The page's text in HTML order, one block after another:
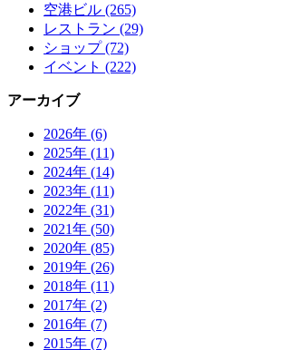
空港ビル (265)
レストラン (29)
ショップ (72)
イベント (222)
アーカイブ
2026年 (6)
2025年 (11)
2024年 (14)
2023年 (11)
2022年 (31)
2021年 (50)
2020年 (85)
2019年 (26)
2018年 (11)
2017年 (2)
2016年 (7)
2015年 (7)